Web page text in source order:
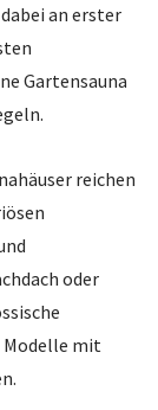
an erster
Gartensauna
reichen
oder
Modelle mit